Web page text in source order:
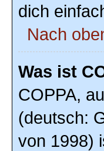
dich
Nach
Was ist
COPPA,
(deutsch:
von 1998)